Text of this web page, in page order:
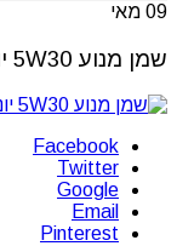
09 מאי
שמן מנוע 5W30 יונדאי 4 ליטר 100% סינטטי
Facebook
Twitter
Google
Email
Pinterest